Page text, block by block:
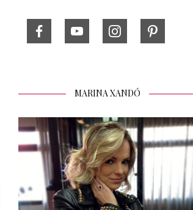
MARINA XANDÓ